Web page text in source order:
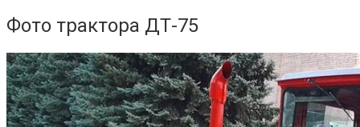
Фото трактора ДТ-75